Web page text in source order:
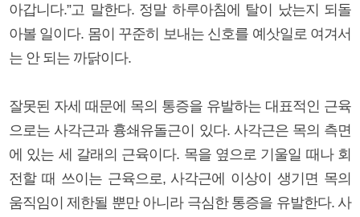
아갑니다.”고 말한다. 정말 하루아침에 탈이 났는지 되돌
아볼 일이다. 몸이 꾸준히 보내는 신호를 예삿일로 여겨서
는 안 되는 까닭이다.
잘못된 자세 때문에 목의 통증을 유발하는 대표적인 근육
으로는 사각근과 흉쇄유돌근이 있다. 사각근은 목의 측면
에 있는 세 갈래의 근육이다. 목을 옆으로 기울일 때나 회
전할 때 쓰이는 근육으로, 사각근에 이상이 생기면 목의
움직임이 제한될 뿐만 아니라 극심한 통증을 유발한다. 사